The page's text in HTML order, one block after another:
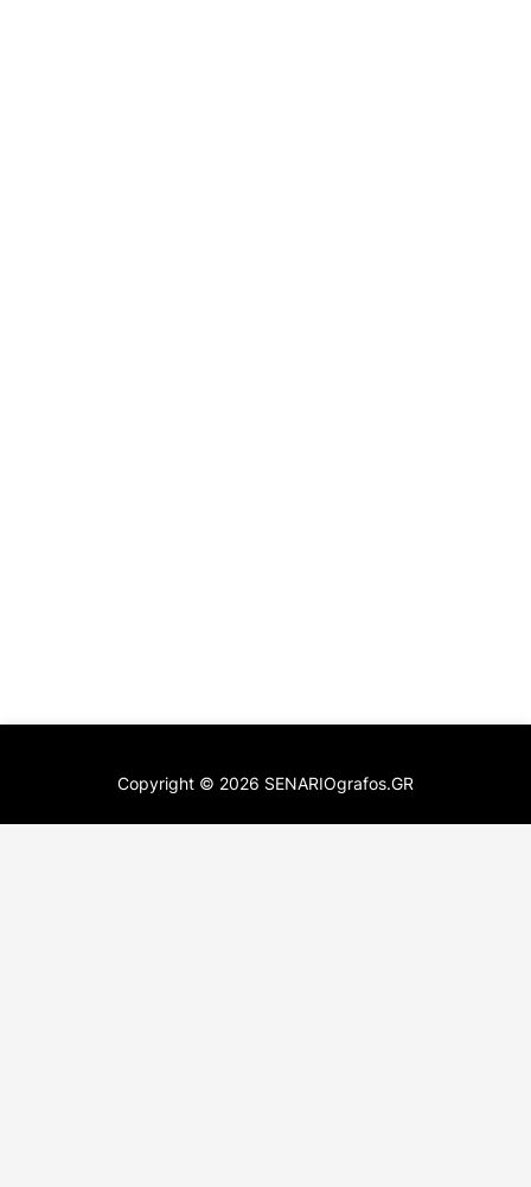
Copyright © 2026 SENARIOgrafos.GR